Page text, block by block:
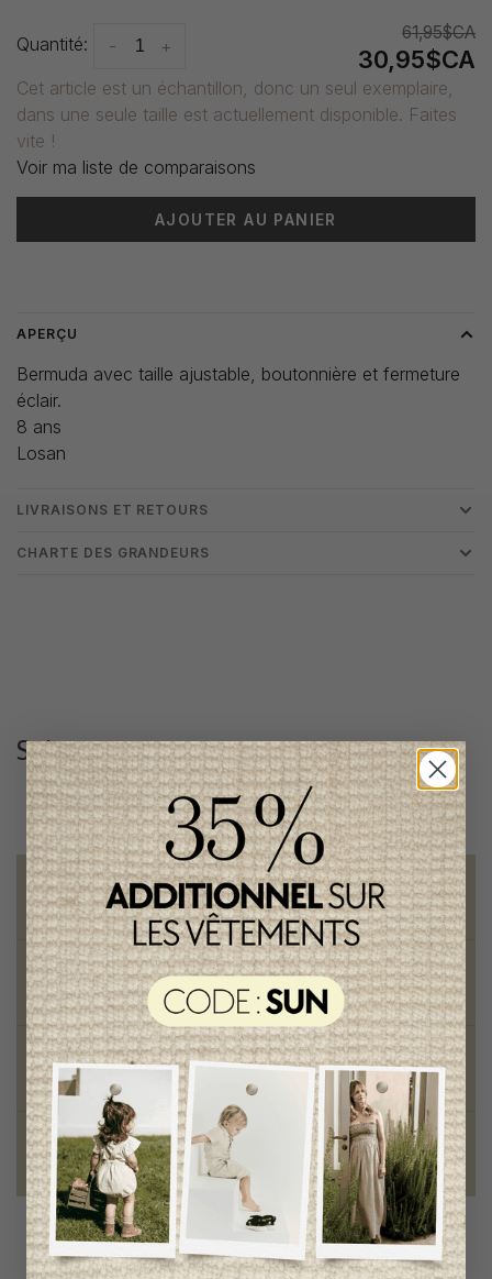
Quantité: +
-
61,95$CA
30,95$CA
Cet article est un échantillon, donc un seul exemplaire,
dans une seule taille est actuellement disponible. Faites
vite !
Voir ma liste de comparaisons
AJOUTER AU PANIER
APERÇU
Bermuda avec taille ajustable, boutonnière et fermeture
éclair.
8 ans
Losan
LIVRAISONS ET RETOURS
CHARTE DES GRANDEURS
Suivez-nous@lenfantillon
Livraison gratuite
sur toute commande de 100 $ et plus
Vêtements chics et tendances
pour mamans et enfants
Style et élégance
qualité remarquable
Fondation des étoiles
fiers de collaborer à une bonne cause